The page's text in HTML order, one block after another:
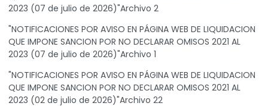
2023 (07 de julio de 2026)"Archivo 2
"NOTIFICACIONES POR AVISO EN PÁGINA WEB DE LIQUIDACION
QUE IMPONE SANCION POR NO DECLARAR OMISOS 2021 AL
2023 (07 de julio de 2026)"Archivo 1
"NOTIFICACIONES POR AVISO EN PÁGINA WEB DE LIQUIDACION
QUE IMPONE SANCION POR NO DECLARAR OMISOS 2021 AL
2023 (02 de julio de 2026)"Archivo 22